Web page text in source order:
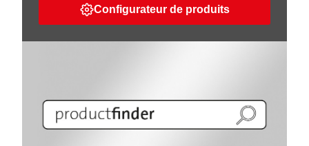
Configurateur de produits